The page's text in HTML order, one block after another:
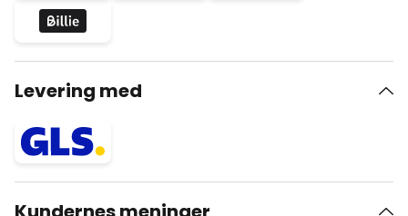
Levering med